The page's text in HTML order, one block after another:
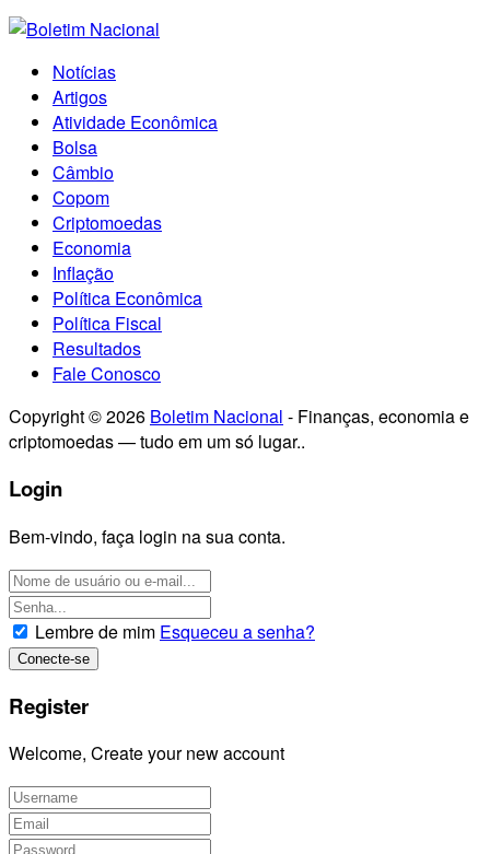
Notícias
Artigos
Atividade Econômica
Bolsa
Câmbio
Copom
Criptomoedas
Economia
Inflação
Política Econômica
Política Fiscal
Resultados
Fale Conosco
Copyright © 2026 Boletim Nacional - Finanças, economia e
criptomoedas — tudo em um só lugar..
Login
Bem-vindo, faça login na sua conta.
Lembre de mim Esqueceu a senha?
Register
Welcome, Create your new account